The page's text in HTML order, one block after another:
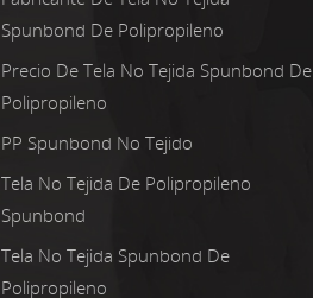
Spunbond De Polipropileno
Precio De Tela No Tejida Spunbond De
Polipropileno
PP Spunbond No Tejido
Tela No Tejida De Polipropileno
Spunbond
Tela No Tejida Spunbond De
Polipropileno